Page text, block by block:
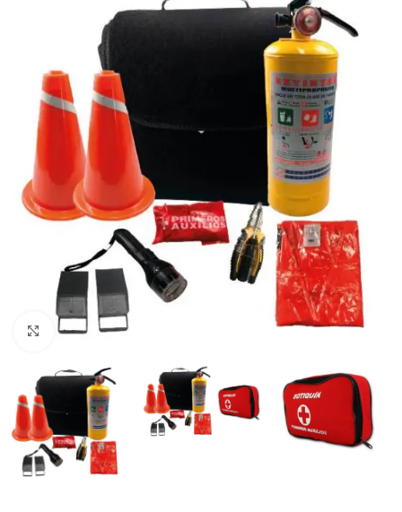
Haga Click para agrandar